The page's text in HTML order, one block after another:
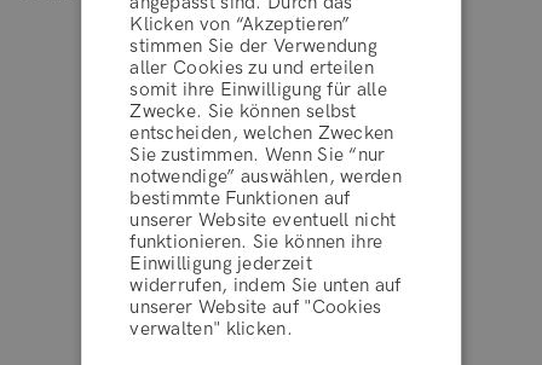
Hervorragend
4.2 von 5 10.000+ Bewertungen
auf
AGBs
ABLEHNEN
AKZEPTIEREN
Klicken von “Akzeptieren”
stimmen Sie der Verwendung
aller Cookies zu und erteilen
somit ihre Einwilligung für alle
Zwecke. Sie können selbst
entscheiden, welchen Zwecken
Sie zustimmen. Wenn Sie “nur
notwendige” auswählen, werden
bestimmte Funktionen auf
unserer Website eventuell nicht
funktionieren. Sie können ihre
Einwilligung jederzeit
widerrufen, indem Sie unten auf
unserer Website auf "Cookies
verwalten" klicken.